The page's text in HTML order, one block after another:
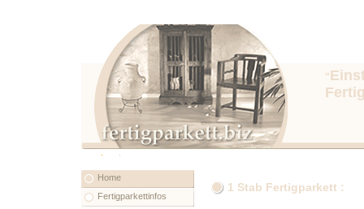
"
Home
Fertigparkettinfos
1 Stab Fertigparkett :